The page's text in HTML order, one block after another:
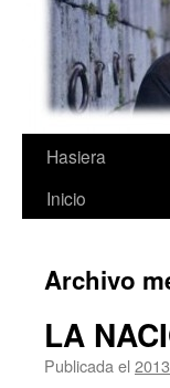
Hasiera
Inicio
Archivo
LA
Publicada el